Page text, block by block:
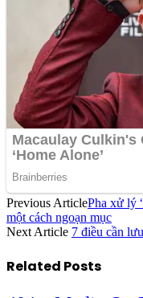
Previous ArticlePha xử lý
một cách ngoạn mục
Next Article 7 điều cần
Related Posts